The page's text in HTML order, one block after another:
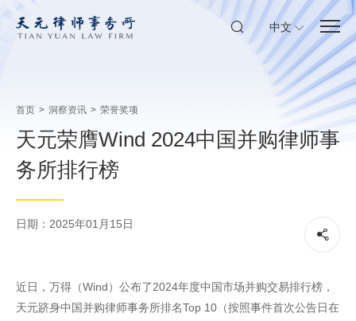
中文
首页 > 洞察资讯 > 荣誉奖项
天元荣膺Wind 2024中国并购律师事
务所排行榜
日期：2025年01月15日
近日，万得（Wind）公布了2024年度中国市场并购交易排行榜，
天元跻身中国并购律师事务所排名Top 10（按照事件首次公告日在